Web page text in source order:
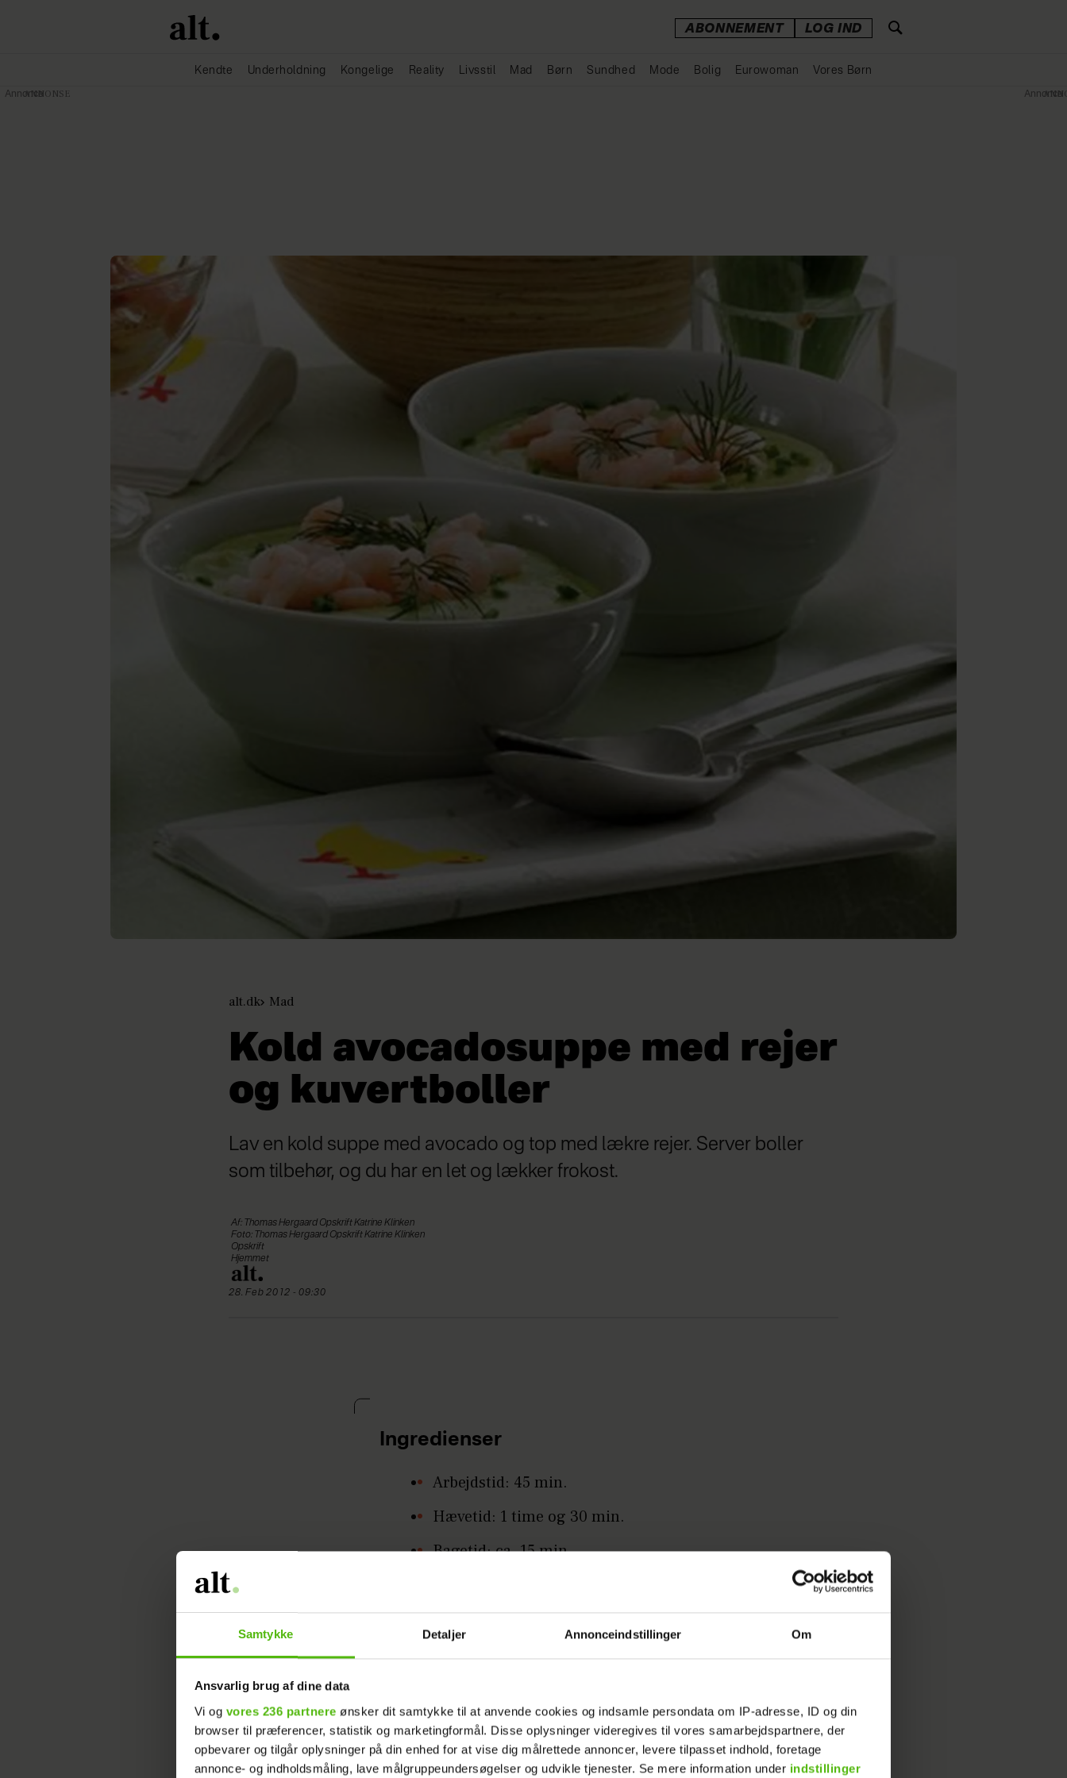
Samtykke Detaljer Annonceindstillinger Om
Ansvarlig brug af dine data
Vi og vores 236 partnere ønsker dit samtykke til at anvende cookies og indsamle persondata om IP-adresse, ID og din
browser til præferencer, statistik og marketingformål. Disse oplysninger videregives til vores samarbejdspartnere, der
opbevarer og tilgår oplysninger på din enhed for at vise dig målrettede annoncer, levere tilpasset indhold, foretage
annonce- og indholdsmåling, lave målgruppeundersøgelser og udvikle tjenester. Se mere information under indstillinger
ABONNEMENT LOG IND
Kendte Underholdning Kongelige Reality Livsstil Mad Børn Sundhed Mode Bolig Eurowoman Vores Børn
alt.dk Mad
Kold avocadosuppe med rejer
og kuvertboller
Lav en kold suppe med avocado og top med lækre rejer. Server boller
som tilbehør, og du har en let og lækker frokost.
Af: Thomas Hergaard Opskrift Katrine Klinken
Foto: Thomas Hergaard Opskrift Katrine Klinken
Opskrift
Hjemmet
28. Feb 2012 - 09:30
Ingredienser
Arbejdstid: 45 min.
Hævetid: 1 time og 30 min.
Bagetid: ca. 15 min.
Bollerne er fryse-egnede
Avocadosuppe:
200 g rejer (pillede, afdryppede
eller evt. optøede)
Annonce Annonce